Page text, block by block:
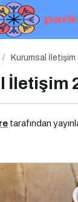
Kurumsal İletişim
İletişim
tarafından
Yönetim